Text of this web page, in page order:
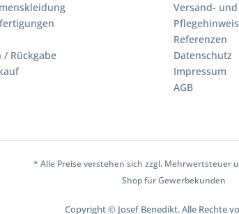
/ Rückgabe
Versand-
Referenzen
Datenschutz
Impressum
AGB
* Alle Preise verstehen sich zzgl. Mehrwertsteuer
Shop für Gewerbekunden
Copyright © Josef Benedikt. Alle Rechte